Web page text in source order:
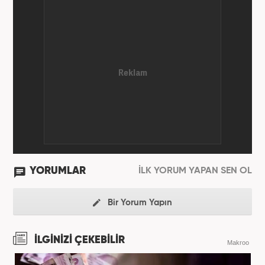
YORUMLAR İLK YORUM YAPAN SEN OL
Bir Yorum Yapın
İLGİNİZİ ÇEKEBİLİR Makroo